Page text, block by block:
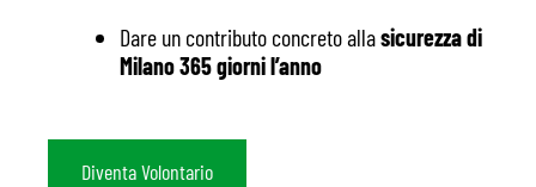
Dare un contributo concreto allasicurezza di
Milano 365 giorni l’anno
Diventa Volontario